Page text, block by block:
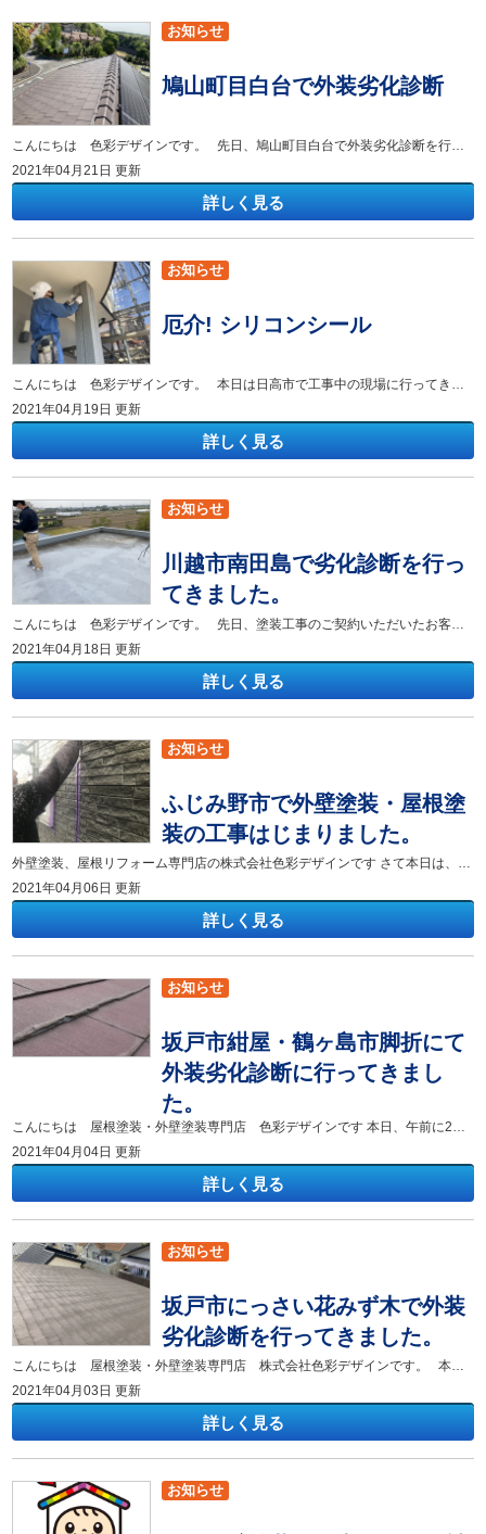
鳩山町目白台で外装劣化診断
こんにちは 色彩デザインです。 先日、鳩山町目白台で外装劣化診断を行ってきました。 築18年経過しており、屋根は粘土瓦、外壁は窯業系サイディングになります。 屋根は塗装の必要性はありませんがひび割れやズレ、漆喰、棟瓦、ケラバ瓦を固定しているビスの状態を確認していきます。 平瓦の割れやズレはなく一見すると問題ないように見えますが棟瓦やケラバ瓦を留めている釘の抜けが経年劣化により起きておりました。 自然環境下の中で釘が全体的に写真の通りになっております。 棟瓦の釘頭にはパッキンが付いておりますが、浮いた隙間に雨水が入っていき中の木を腐食させる可能性があります。 外壁は表面の防水性よりもシーリングの劣化が激しく雨水の侵入を許しておりました。 シーリング隙間から侵入した水が建物の建材を長い時間をかけて反りの症状が見受けられました。 一度、反ってしまったボードは元に戻せませんので早めのメンテナンスが必要になってきます。
2021年04月21日 更新
詳しく見る
お知らせ
厄介! シリコンシール
こんにちは 色彩デザインです。 本日は日高市で工事中の現場に行ってきました。 現在はシーリング工事中になりますので見学と 換気フードと外壁の境目にシリコンシールが施工されていたので下処理を行いました。 現場に到着したときはちょうど外壁目地シーリングの撤去中でした。 外壁の間にあるゴムをカッターでカットし綺麗に撤去。 見学終了。。 下処理 新築時に換気フードの周りにシリコンのシールが施工されていたので そのまま塗ってしまうと弾かれてしまうので逆プライマーで下処理を行ってきました。 細かい作業になりますが、密着性に関わる大切な作業になります。
2021年04月19日 更新
詳しく見る
お知らせ
川越市南田島で劣化診断を行っ
てきました。
2021年04月18日 更新
詳しく見る
お知らせ
ふじみ野市で外壁塗装・屋根塗
装の工事はじまりました。
外壁塗装、屋根リフォーム専門店の株式会社色彩デザインです さて本日は、ふじみ野市のお客様の工事が始まりましたので早速行ってきました 仮設足場も無事終わり本日の作業内容のシーリング（コーキング）を当社の防水担当が行っています サイディングボードの弱点とも言われています パネルの継目、建具まわり、入隅などを丁寧に施工していきます 以外と工程もある大変な作業ですが、手慣れた様子でマスキングテープを貼ってます 当社のイメージシートも存在感が出ています(^^♪ 塗装前に大事な下地工程になります まだまだ始まったばかりですが今後も丁寧な作業を心掛け お客様にご満足いただけるように安全作業にて進めてまいります ふじみ野市の外壁塗装相談や屋根リフォームもご相談お気軽に色彩デザインまでご相談ください。 株式会社色彩デザイン 坂戸店：坂戸市にっさい花みず木2-6-2 飯能店：飯能市中居30 TEL:0120-130-522
2021年04月06日 更新
詳しく見る
お知らせ
坂戸市紺屋・鶴ヶ島市脚折にて
外装劣化診断に行ってきまし
た。
こんにちは 屋根塗装・外壁塗装専門店 色彩デザインです 本日、午前に2件の劣化診断を行ってきました。 どちらのご自宅も屋根スレート瓦・外壁窯業系のサイディングボードが施工されておりました。 ① ② こちら2件の屋根の写真になります。 ①と②の写真でどちらの方が築年数が経過しているか分かるでしょうか？？ 実は、、、左が約15年 右が20年 になります。 見た目でいうと ① の方が築年数が経過しているように見えますね！ この違いは内容成分になります。 アスベスト（石綿）が入っていない① 入っている②になります。 2004年を境にしてアスベストが含まれている建材の使用が禁止されています。 アスベスト入りの建材は住宅の環境下にもよりますがひび割れなく塗装施工が可能なものが多くあります。 一方、ノンアスベストスレート瓦屋根は10年ほど経過してくると層状に剥離を起こし、塗装施工が出来ない建材があります。
2021年04月04日 更新
詳しく見る
お知らせ
坂戸市にっさい花みず木で外装
劣化診断を行ってきました。
こんにちは 屋根塗装・外壁塗装専門店 株式会社色彩デザインです。 本日も外装劣化診断のご依頼を受けて行ってまいりました。 築10年ほど経過しており屋根スレート瓦・外壁窯業系サイディングボードが施工されておりました。 主成分がセメントで構成された瓦になる為、当初の塗装が劣化すると雨水を吸収し劣化のスピードが格段に速まります。 工場出荷時のアクリル塗装は5~7年ほどで防水性が無くなり、10年も経過すれば完全に雨水を吸ってしまうほどの劣化が見られます。 片流れの屋根で北面を向いており、築10年経過しております。 全体的に色褪せがあり、下に向かって黒く線が流れています。 これはスレート瓦に雨水が浸透し水が停滞していることが分かります。とゆうことは全体的に防水性が無くなっている証拠になります。 実際に屋根の部分で水をかけてみると、球になって弾かずに浸透しております。 防水性が無くなったことにより、他の症状も現れておりました。 瓦の反り ひび割れ
2021年04月03日 更新
詳しく見る
お知らせ
お知らせ